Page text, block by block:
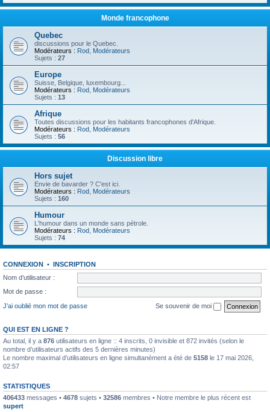
Monde francophone
Quebec
discussions pour le Quebec.
Modérateurs : Rod Modérateurs
Sujets : 27
Europe
Suisse, Belgique, luxembourg...
Modérateurs : Rod Modérateurs
Sujets : 13
Afrique
Toutes discussions pour les habitants francophones d'Afrique.
Modérateurs : Rod Modérateurs
Sujets : 56
Discussion libre
Hors sujet
Envie de bavarder ? C'est ici.
Modérateurs : Rod Modérateurs
Sujets : 160
Humour
L'humour dans un monde sans pétrole.
Modérateurs : Rod Modérateurs
Sujets : 74
CONNEXION • INSCRIPTION
Nom d’utilisateur :
Mot de passe :
J’ai oublié mon mot de passe
Se souvenir de moi
QUI EST EN LIGNE ?
Au total, il y a 876 utilisateurs en ligne :: 4 inscrits, 0 invisible et 872 invités (selon le
nombre d’utilisateurs actifs des 5 dernières minutes)
Le nombre maximal d’utilisateurs en ligne simultanément a été de 5158 le 17 mai 2026,
02:57
STATISTIQUES
406433 messages • 4678 sujets • 32586 membres • Notre membre le plus récent est
supert